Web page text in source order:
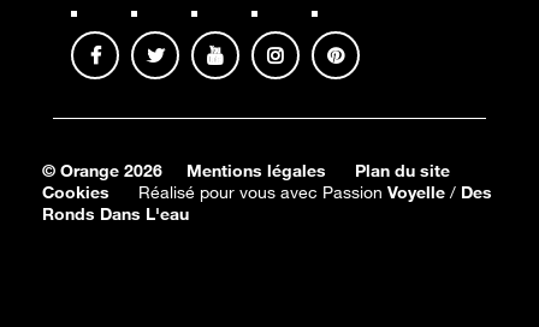
© Orange 2026 Mentions légales
Plan du site
Cookies
Réalisé pour vous avec Passion Voyelle / Des
Ronds Dans L'eau